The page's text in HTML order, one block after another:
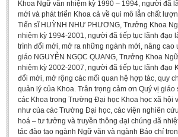
Khoa Ngữ văn nhiệm kỳ 1990 – 1994, người đã
mới và phát triển Khoa cả về qui mô lẫn chất
Tiến sĩ HUỲNH NHƯ PHƯƠNG, Trưởng Khoa
nhiệm kỳ 1994-2001, người đã tiếp tục lãnh đạo
trình đổi mới, mở ra những ngành mới, nâng cao
giáo NGUYỄN NGỌC QUANG, Trưởng Khoa
nhiệm kỳ 2002-2007, người đã tiếp tục lãnh đạo
đổi mới, mở rộng các mối quan hệ hợp tác, quy
quản lý của Khoa. Trân trọng cảm ơn Quý vị
các Khoa trong Trường Đại học Khoa học xã hội
như của các Trường Đại học, các viện nghiên
hoá – tư tưởng và truyền thông đại chúng đã
tác đào tạo ngành Ngữ văn và ngành Báo chí